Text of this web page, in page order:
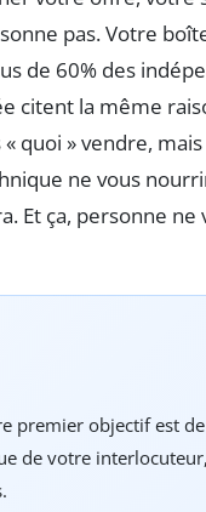
pas. Votre
de 60% des
citent la même
quoi » vendre,
ne vous
Et ça, personne ne
premier objectif est de
de votre